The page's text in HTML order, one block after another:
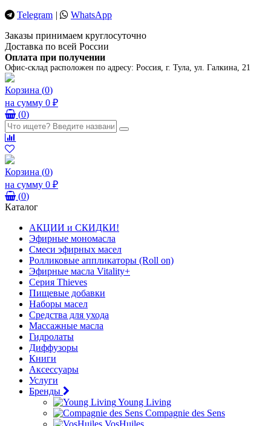
Telegram |
WhatsApp
Заказы принимаем круглосуточно
Доставка по всей России
Оплата при получении
Офис-склад расположен по адресу: Россия, г. Тула, ул. Галкина, 21
Корзина (0)
на сумму 0 ₽
(0)
Корзина (0)
на сумму 0 ₽
(0)
Каталог
АКЦИИ и СКИДКИ!
Эфирные мономасла
Смеси эфирных масел
Ролликовые аппликаторы (Roll on)
Эфирные масла Vitality+
Серия Thieves
Пищевые добавки
Наборы масел
Средства для ухода
Массажные масла
Гидролаты
Диффузоры
Книги
Аксессуары
Услуги
Бренды
Young Living
Compagnie des Sens
VosHuiles